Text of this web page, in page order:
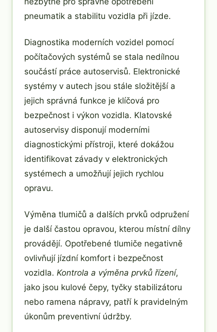
pneumatik a stabilitu vozidla při jízde.
Diagnostika moderních vozidel pomocí
počítačových systémů se stala nedílnou
součástí práce autoservisů. Elektronické
systémy v autech jsou stále složitější a
jejich správná funkce je klíčová pro
bezpečnost i výkon vozidla. Klatovské
autoservisy disponují moderními
diagnostickými přístroji, které dokážou
identifikovat závady v elektronických
systémech a umožňují jejich rychlou
opravu.
Výměna tlumičů a dalších prvků odpružení
je další častou opravou, kterou místní dílny
provádějí. Opotřebené tlumiče negativně
ovlivňují jízdní komfort i bezpečnost
vozidla. Kontrola a výměna prvků řízení,
jako jsou kulové čepy, tyčky stabilizátoru
nebo ramena nápravy, patří k pravidelným
úkonům preventivní údržby.